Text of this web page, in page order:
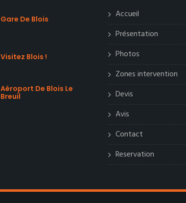
Gare De Blois
Visitez Blois !
Aéroport De Blois Le
Breuil
Accueil
Présentation
Photos
Zones intervention
Devis
Avis
Contact
Reservation